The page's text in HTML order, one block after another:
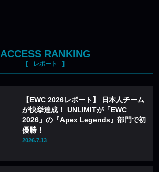
ACCESS RANKING
レポート
【EWC 2026レポート】 日本人チーム
が快挙達成！ UNLIMITが「EWC
2026」の『Apex Legends』部門で初
優勝！
2026.7.13